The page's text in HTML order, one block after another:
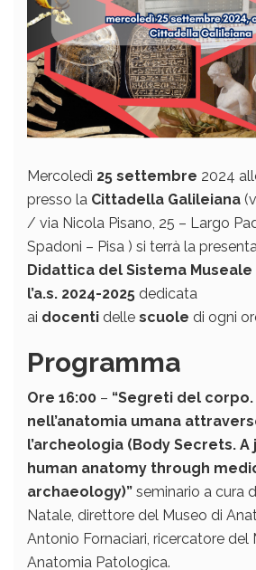
Mercoledì 25 settembre 2024
presso la Cittadella Galileiana
/ via Nicola Pisano, 25 – Largo
Spadoni – Pisa ) si terrà la
Didattica del Sistema
l’a.s. 2024-2025 dedicata
ai docenti delle scuole di ogni
Programma
Ore 16:00 – “Segreti del corpo.
nell’anatomia umana
l’archeologia (Body Secrets.
human anatomy through
archaeology)” seminario a cura
Natale, direttore del Museo di
Antonio Fornaciari, ricercatore del
Anatomia Patologica.